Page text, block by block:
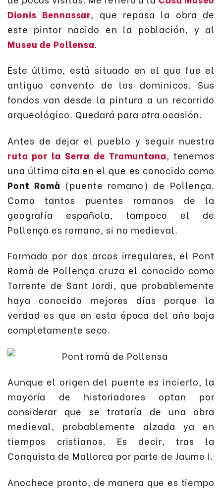
Dionis Bennassar, que repasa la obra de
este pintor nacido en la población, y al
Museu de Pollensa.
Este último, está situado en el que fue el
antiguo convento de los dominicos. Sus
fondos van desde la pintura a un recorrido
arqueológico. Quedará para otra ocasión.
Antes de dejar el pueblo y seguir nuestra
ruta por la Serra de Tramuntana, tenemos
una última cita en el que es conocido como
Pont Romà (puente romano) de Pollença.
Como tantos puentes romanos de la
geografía española, tampoco el de
Pollença es romano, si no medieval.
Formado por dos arcos irregulares, el Pont
Romà de Pollença cruza el conocido como
Torrente de Sant Jordi, que probablemente
haya conocido mejores días porque la
verdad es que en esta época del año baja
completamente seco.
Aunque el origen del puente es incierto, la
mayoría de historiadores optan por
considerar que se trataría de una obra
medieval, probablemente alzada ya en
tiempos cristianos. Es decir, tras la
Conquista de Mallorca por parte de Jaume I.
Anochece pronto, de manera que es tiempo